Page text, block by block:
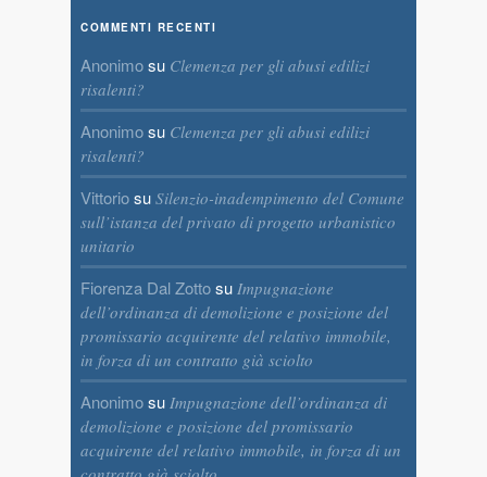
COMMENTI RECENTI
Anonimosu Clemenza per gli abusi edilizi
risalenti?
Anonimosu Clemenza per gli abusi edilizi
risalenti?
Vittoriosu Silenzio-inadempimento del Comune
sull’istanza del privato di progetto urbanistico
unitario
Fiorenza Dal Zottosu Impugnazione
dell’ordinanza di demolizione e posizione del
promissario acquirente del relativo immobile,
in forza di un contratto già sciolto
Anonimosu Impugnazione dell’ordinanza di
demolizione e posizione del promissario
acquirente del relativo immobile, in forza di un